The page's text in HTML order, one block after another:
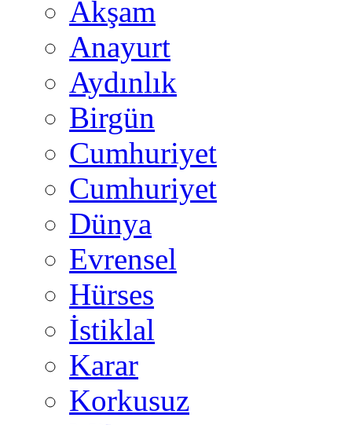
Akşam
Anayurt
Aydınlık
Birgün
Cumhuriyet
Cumhuriyet
Dünya
Evrensel
Hürses
İstiklal
Karar
Korkusuz